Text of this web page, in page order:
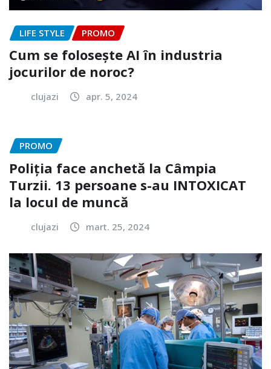
LIFE STYLE PROMO
Cum se folosește AI în industria
jocurilor de noroc?
clujazi apr. 5, 2024
PROMO
Poliția face anchetă la Câmpia
Turzii. 13 persoane s-au INTOXICAT
la locul de muncă
clujazi mart. 25, 2024